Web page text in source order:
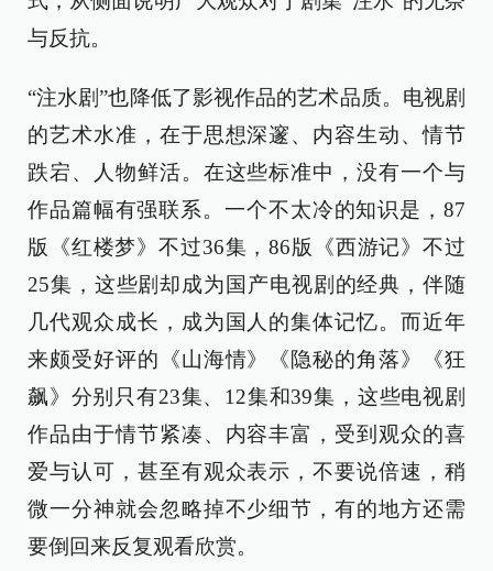
与反抗。
“注水剧”也降低了影视作品的艺术品质。电视剧
的艺术水准，在于思想深邃、内容生动、情节
跌宕、人物鲜活。在这些标准中，没有一个与
作品篇幅有强联系。一个不太冷的知识是，87
版《红楼梦》不过36集，86版《西游记》不过
25集，这些剧却成为国产电视剧的经典，伴随
几代观众成长，成为国人的集体记忆。而近年
来颇受好评的《山海情》《隐秘的角落》《狂
飙》分别只有23集、12集和39集，这些电视剧
作品由于情节紧凑、内容丰富，受到观众的喜
爱与认可，甚至有观众表示，不要说倍速，稍
微一分神就会忽略掉不少细节，有的地方还需
要倒回来反复观看欣赏。